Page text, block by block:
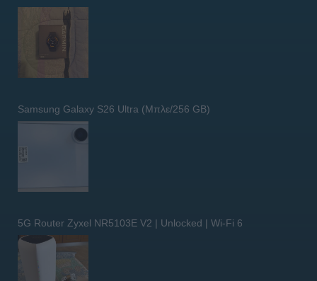
Samsung Galaxy S26 Ultra (Μπλε/256 GB)
5G Router Zyxel NR5103E V2 | Unlocked | Wi-Fi 6